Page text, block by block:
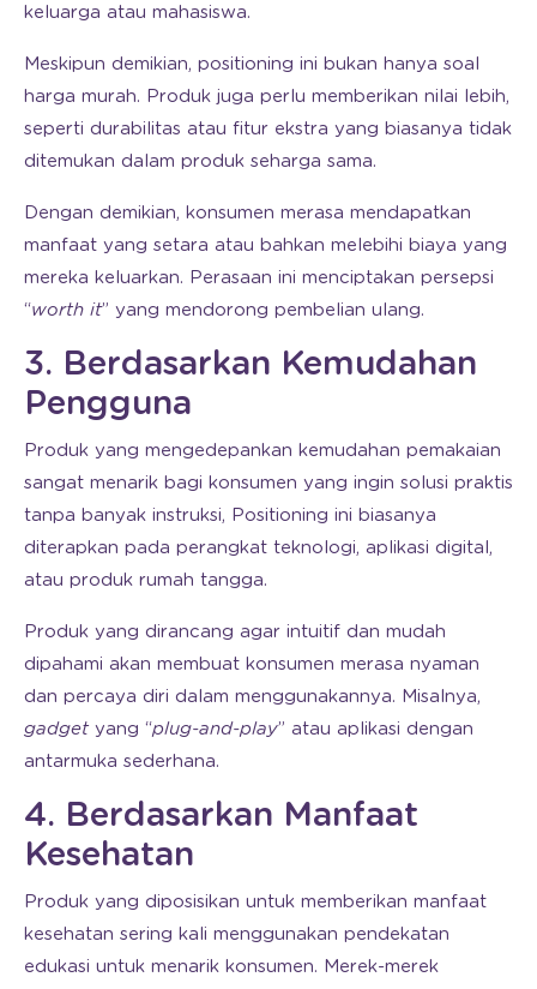
keluarga atau mahasiswa.
Meskipun demikian, positioning ini bukan hanya soal
harga murah. Produk juga perlu memberikan nilai lebih,
seperti durabilitas atau fitur ekstra yang biasanya tidak
ditemukan dalam produk seharga sama.
Dengan demikian, konsumen merasa mendapatkan
manfaat yang setara atau bahkan melebihi biaya yang
mereka keluarkan. Perasaan ini menciptakan persepsi
“worth it” yang mendorong pembelian ulang.
3. Berdasarkan Kemudahan
Pengguna
Produk yang mengedepankan kemudahan pemakaian
sangat menarik bagi konsumen yang ingin solusi praktis
tanpa banyak instruksi, Positioning ini biasanya
diterapkan pada perangkat teknologi, aplikasi digital,
atau produk rumah tangga.
Produk yang dirancang agar intuitif dan mudah
dipahami akan membuat konsumen merasa nyaman
dan percaya diri dalam menggunakannya. Misalnya,
gadgetyang “plug-and-play” atau aplikasi dengan
antarmuka sederhana.
4. Berdasarkan Manfaat
Kesehatan
Produk yang diposisikan untuk memberikan manfaat
kesehatan sering kali menggunakan pendekatan
edukasi untuk menarik konsumen. Merek-merek